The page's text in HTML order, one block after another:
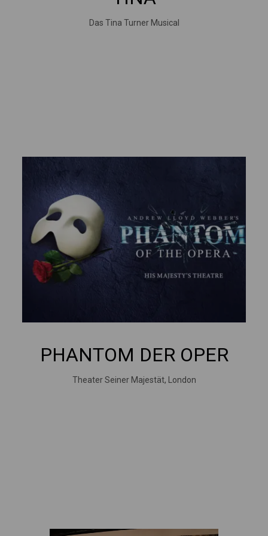
Das Tina Turner Musical
PHANTOM DER OPER
Theater Seiner Majestät, London